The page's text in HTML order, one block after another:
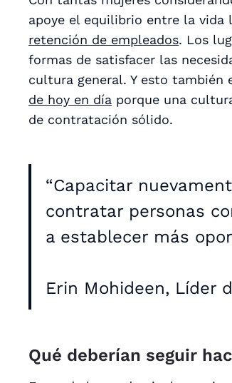
apoye el equilibrio entre la vida
retención de empleados. Los
formas de satisfacer las
cultura general. Y esto también
de hoy en día porque una
de contratación sólido.
“Capacitar
contratar personas
a establecer más
Erin Mohideen, Líder
Qué deberían seguir